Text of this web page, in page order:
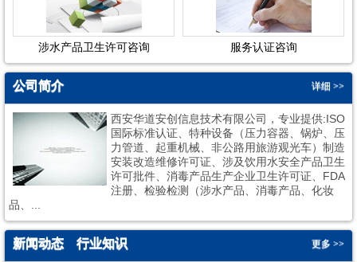
2
涉水产品卫生许可咨询 服务认证咨询
公司简介 详细 >>
西安华道安创信息技术有限公司，专业提供:ISO
国际标准认证、特种设备（压力容器、锅炉、压
力管道、起重机械、非公路用旅游观光车）制造
安装改造维修许可证、涉及饮用水安全产品卫生
许可批件、消毒产品生产企业卫生许可证、FDA
注册、检验检测（涉水产品、消毒产品、化妆
品、...
新闻动态 行业知识 更多 >>